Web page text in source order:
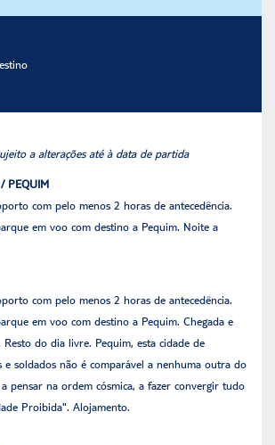
a alterações até à data de partida
PEQUIM
com pelo menos 2 horas de antecedência.
em voo com destino a Pequim. Noite a
com pelo menos 2 horas de antecedência.
em voo com destino a Pequim. Chegada e
do dia livre. Pequim, esta cidade de
e soldados não é comparável a nenhuma outra do
pensar na ordem cósmica, a fazer convergir tudo
Proibida". Alojamento.